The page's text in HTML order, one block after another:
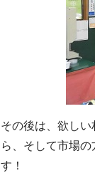
その後は、欲し
ら、そして市場
す！